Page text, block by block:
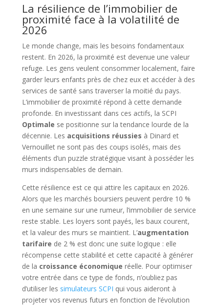
La résilience de l’immobilier de
proximité face à la volatilité de
2026
Le monde change, mais les besoins fondamentaux
restent. En 2026, la proximité est devenue une valeur
refuge. Les gens veulent consommer localement, faire
garder leurs enfants près de chez eux et accéder à des
services de santé sans traverser la moitié du pays.
L’immobilier de proximité répond à cette demande
profonde. En investissant dans ces actifs, la SCPI
Optimale se positionne sur la tendance lourde de la
décennie. Les acquisitions réussies à Dinard et
Vernouillet ne sont pas des coups isolés, mais des
éléments d’un puzzle stratégique visant à posséder les
murs indispensables de demain.
Cette résilience est ce qui attire les capitaux en 2026.
Alors que les marchés boursiers peuvent perdre 10 %
en une semaine sur une rumeur, l’immobilier de service
reste stable. Les loyers sont payés, les baux courent,
et la valeur des murs se maintient. L’augmentation
tarifaire de 2 % est donc une suite logique : elle
récompense cette stabilité et cette capacité à générer
de la croissance économique réelle. Pour optimiser
votre entrée dans ce type de fonds, n’oubliez pas
d’utiliser les simulateurs SCPI qui vous aideront à
projeter vos revenus futurs en fonction de l’évolution